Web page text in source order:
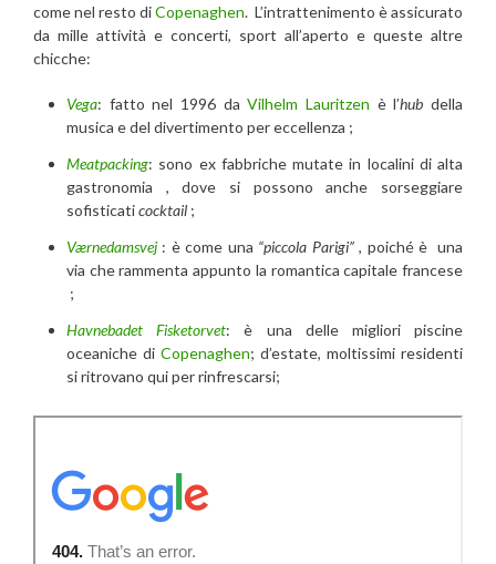
come nel resto diCopenaghen. L’intrattenimento è assicurato
da mille attività e concerti, sport all’aperto e queste altre
chicche:
Vega: fatto nel 1996 daVilhelm Lauritzen è l’hub della
musica e del divertimento per eccellenza ;
Meatpacking: sono ex fabbriche mutate in localini di alta
gastronomia , dove si possono anche sorseggiare
sofisticaticocktail ;
Værnedamsvej : è come una “piccola Parigi”, poiché è una
via che rammenta appunto la romantica capitale francese
;
Havnebadet Fisketorvet: è una delle migliori piscine
oceaniche di Copenaghen; d’estate, moltissimi residenti
si ritrovano qui per rinfrescarsi;